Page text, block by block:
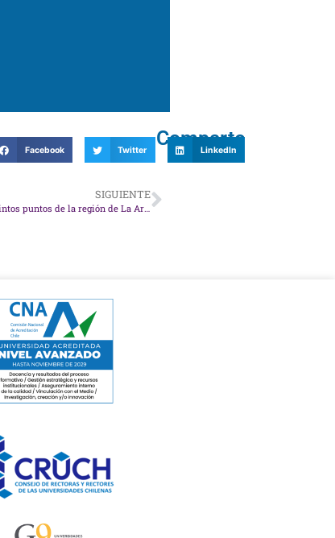
Comparte
Facebook Twitter LinkedIn
SIGUIENTE
Programa Viva Comuna UCT realiza talleres de arteterapia en distintos puntos de la región de La Araucanía